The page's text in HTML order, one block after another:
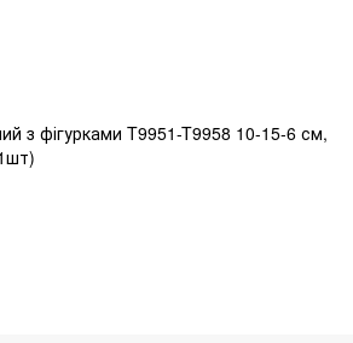
з фігурками T9951-T9958 10-15-6 см,